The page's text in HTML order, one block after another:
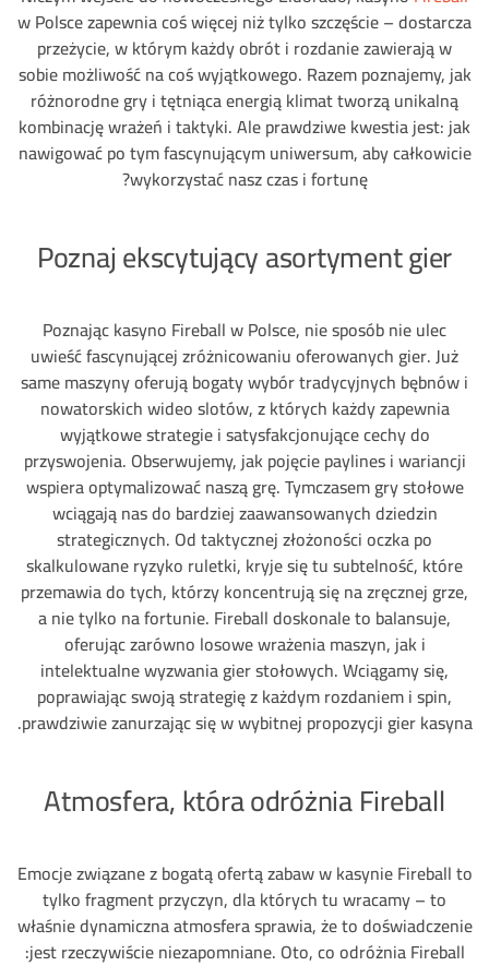
w Polsce zapewnia coś więcej niż tylko szczęście – dostarcza
przeżycie, w którym każdy obrót i rozdanie zawierają w
sobie możliwość na coś wyjątkowego. Razem poznajemy, jak
różnorodne gry i tętniąca energią klimat tworzą unikalną
kombinację wrażeń i taktyki. Ale prawdziwe kwestia jest: jak
nawigować po tym fascynującym uniwersum, aby całkowicie
wykorzystać nasz czas i fortunę?
Poznaj ekscytujący asortyment gier
Poznając kasyno Fireball w Polsce, nie sposób nie ulec
uwieść fascynującej zróżnicowaniu oferowanych gier. Już
same maszyny oferują bogaty wybór tradycyjnych bębnów i
nowatorskich wideo slotów, z których każdy zapewnia
wyjątkowe strategie i satysfakcjonujące cechy do
przyswojenia. Obserwujemy, jak pojęcie paylines i wariancji
wspiera optymalizować naszą grę. Tymczasem gry stołowe
wciągają nas do bardziej zaawansowanych dziedzin
strategicznych. Od taktycznej złożoności oczka po
skalkulowane ryzyko ruletki, kryje się tu subtelność, które
przemawia do tych, którzy koncentrują się na zręcznej grze,
a nie tylko na fortunie. Fireball doskonale to balansuje,
oferując zarówno losowe wrażenia maszyn, jak i
intelektualne wyzwania gier stołowych. Wciągamy się,
poprawiając swoją strategię z każdym rozdaniem i spin,
prawdziwie zanurzając się w wybitnej propozycji gier kasyna.
Atmosfera, która odróżnia Fireball
Emocje związane z bogatą ofertą zabaw w kasynie Fireball to
tylko fragment przyczyn, dla których tu wracamy – to
właśnie dynamiczna atmosfera sprawia, że to doświadczenie
jest rzeczywiście niezapomniane. Oto, co odróżnia Fireball: